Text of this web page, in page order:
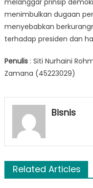
melanggar prinsip
menimbulkan dugaan
menyebabkan
terhadap presiden dan
Penulis: Siti Nurhaini
Zamana (45223029)
Bisnis
Related Articles